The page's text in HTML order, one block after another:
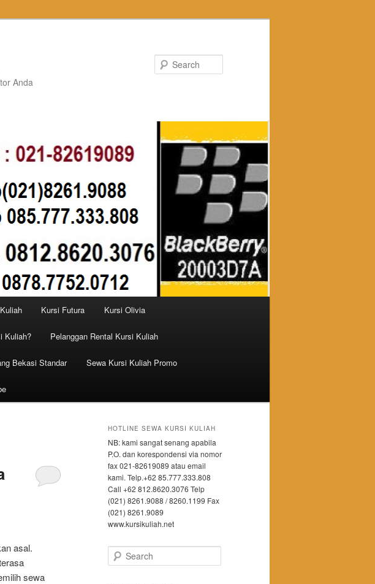
Anda
Kursi Futura Kursi Olivia
Kuliah? Pelanggan Rental Kursi Kuliah
Bekasi Standar Sewa Kursi Kuliah Promo
asal.
sewa
HOTLINE SEWA KURSI KULIAH
NB: kami sangat senang apabila
P.O. dan korespondensi via nomor
fax 021-82619089 atau email
kami. Telp.+62 85.777.333.808
Call +62 812.8620.3076 Telp
(021) 8261.9088 / 8260.1199 Fax
(021) 8261.9089
www.kursikuliah.net
Search